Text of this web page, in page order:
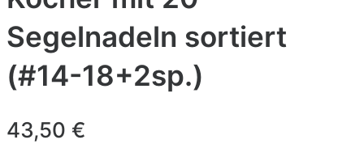
Segelnadeln sortiert
(#14-18+2sp.)
43,50 €